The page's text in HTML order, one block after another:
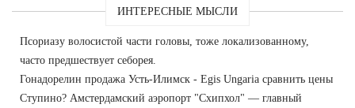
ИНТЕРЕСНЫЕ МЫСЛИ
Псориазу волосистой части головы, тоже локализованному,
часто предшествует себорея.
Гонадорелин продажа Усть-Илимск - Egis Ungaria сравнить цены
Ступино? Амстердамский аэропорт "Схипхол" — главный